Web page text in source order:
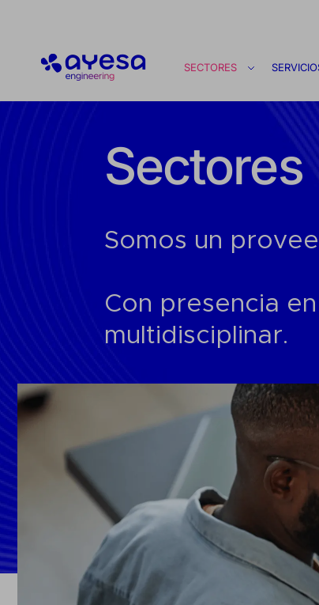
Ayesa
SECTORES
Sectores
Somos un
Con presencia
multidisciplinar.